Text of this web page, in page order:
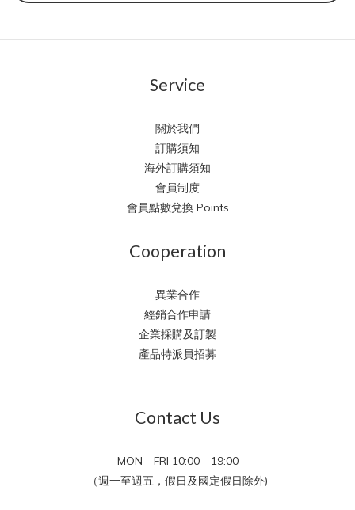
Service
關於我們
訂購須知
海外訂購須知
會員制度
會員點數兌換 Points
Cooperation
異業合作
經銷合作申請
企業採購及訂製
產品特派員招募
Contact Us
MON - FRI 10:00 - 19:00
（週一至週五，假日及國定假日除外)